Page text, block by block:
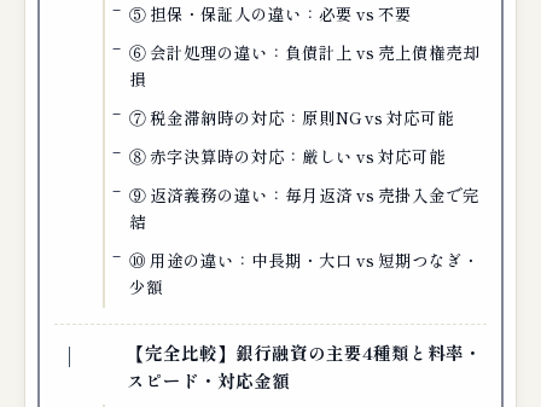
⑤ 担保・保証人の違い：必要 vs 不要
⑥ 会計処理の違い：負債計上 vs 売上債権売却
損
⑦ 税金滞納時の対応：原則NG vs 対応可能
⑧ 赤字決算時の対応：厳しい vs 対応可能
⑨ 返済義務の違い：毎月返済 vs 売掛入金で完
結
⑩ 用途の違い：中長期・大口 vs 短期つなぎ・
少額
【完全比較】銀行融資の主要4種類と料率・
スピード・対応金額